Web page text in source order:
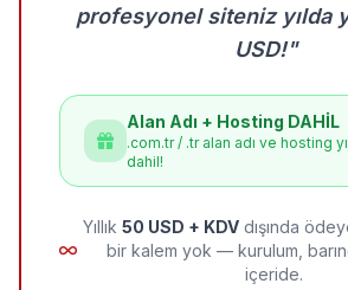
profesyonel siteniz yılda
USD!"
Alan Adı + Hosting DAHİL
.com.tr / .tr alan adı ve hosting
dahil!
Yıllık 50 USD + KDV dışında
bir kalem yok — kurulum,
içeride.